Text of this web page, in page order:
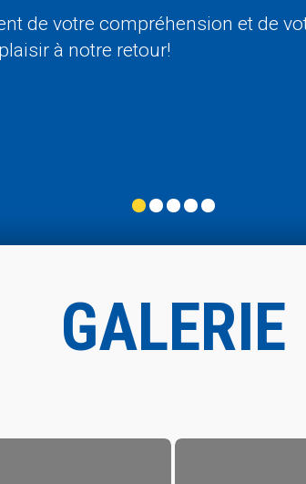
de votre compréhension et de
à notre retour!
GALERIE